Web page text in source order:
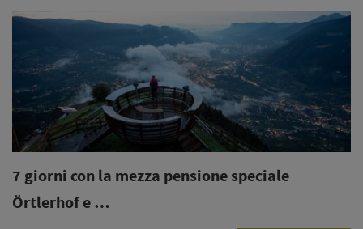
7 giornicon la mezza pensione speciale
Örtlerhof e …